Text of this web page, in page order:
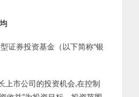
证券投资基金（以下简称“银
上市公司的投资机会,在控制